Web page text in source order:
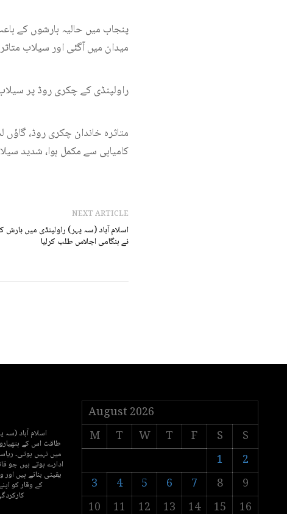
پنجاب میں حالیہ بارشوں کے
میدان میں آگئی اور سیلاب
راولپنڈی کے چکری روڈ پر
متاثرہ خاندان چکری روڈ،
کامیابی سے مکمل ہوا، شدید
NEXT ARTICLE
اسلام آباد (سہ پہر) راولپنڈی میں
نے ہنگامی اجلاس طلب کرلیا
اسلام آباد
طاقت اس کے
میں نہیں ہوتی۔
ادارے ہوتے ہیں جو
یقینی بناتے ہیں
کے وقار کو
August 2026
M
T W T F S
S
1
2
3
4 5 6 7 8
9
10
11 12 13 14 15 16